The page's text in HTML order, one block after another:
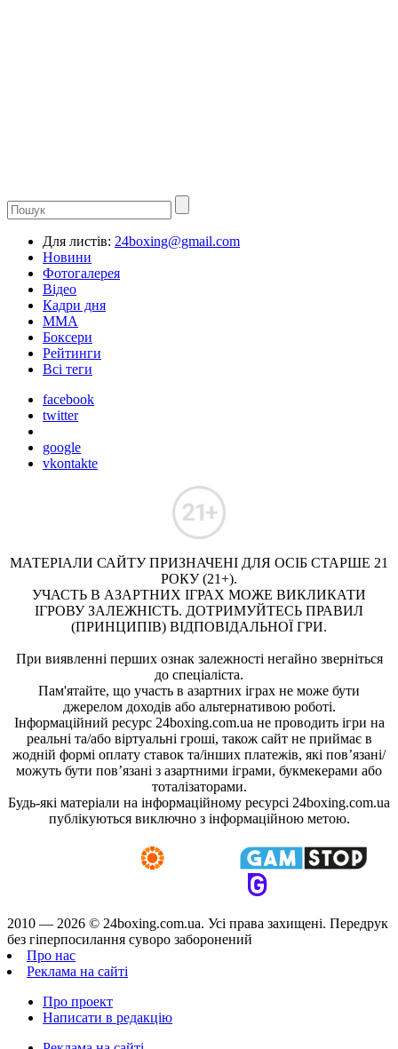
Для листів: 24boxing@gmail.com
Новини
Фотогалерея
Відео
Кадри дня
ММА
Боксери
Рейтинги
Всі теги
facebook
twitter
google
vkontakte
МАТЕРІАЛИ САЙТУ ПРИЗНАЧЕНІ ДЛЯ ОСІБ СТАРШЕ 21
РОКУ (21+).
УЧАСТЬ В АЗАРТНИХ ІГРАХ МОЖЕ ВИКЛИКАТИ
ІГРОВУ ЗАЛЕЖНІСТЬ. ДОТРИМУЙТЕСЬ ПРАВИЛ
(ПРИНЦИПІВ) ВІДПОВІДАЛЬНОЇ ГРИ.
При виявленні перших ознак залежності негайно зверніться
до спеціаліста.
Пам'ятайте, що участь в азартних іграх не може бути
джерелом доходів або альтернативою роботі.
Інформаційний ресурс 24boxing.com.ua не проводить ігри на
реальні та/або віртуальні гроші, також сайт не приймає в
жодній формі оплату ставок та/інших платежів, які пов’язані/
можуть бути пов’язані з азартними іграми, букмекерами або
тоталізаторами.
Будь-які матеріали на інформаційному ресурсі 24boxing.com.ua
публікуються виключно з інформаційною метою.
2010 — 2026 © 24boxing.com.ua. Усi права захищенi. Передрук
без гіперпосилання суворо заборонений
Про нас
Реклама на сайті
Про проект
Написати в редакцію